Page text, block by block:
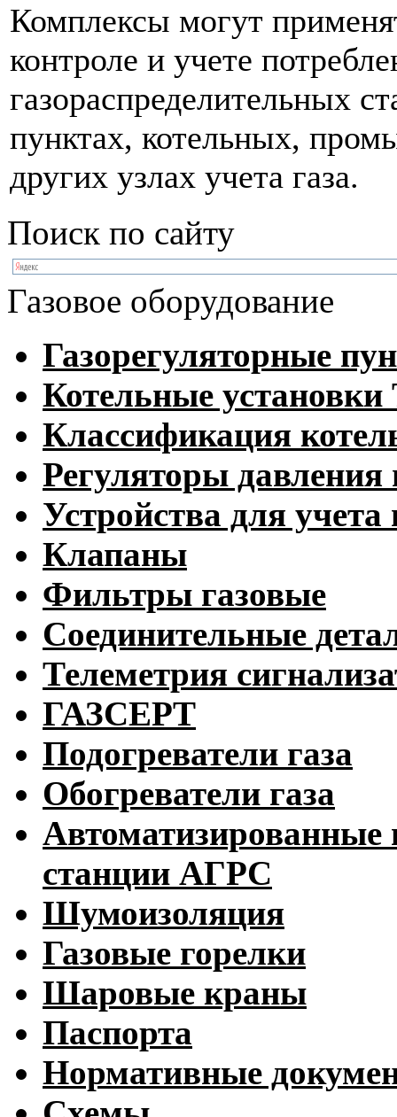
Комплексы могут
контроле и учете
газораспределительных
пунктах, котельных,
других узлах учета газа.
Поиск по сайту
Газовое оборудование
Газорегуляторные
Котельные
Классификация
Регуляторы давления
Устройства для учета
Клапаны
Фильтры газовые
Соединительные
Телеметрия
ГАЗСЕРТ
Подогреватели газа
Обогреватели газа
Автоматизированные
станции АГРС
Шумоизоляция
Газовые горелки
Шаровые краны
Паспорта
Нормативные